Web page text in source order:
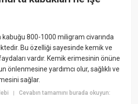
kabuğu 800-1000 miligram civarında
Bu özelliği sayesinde kemik ve
vardır. Kemik erimesinin önüne
önlenmesine yardımcı olur, sağlıklı ve
sağlar.
|Cevabın tamamını burada okuyun: